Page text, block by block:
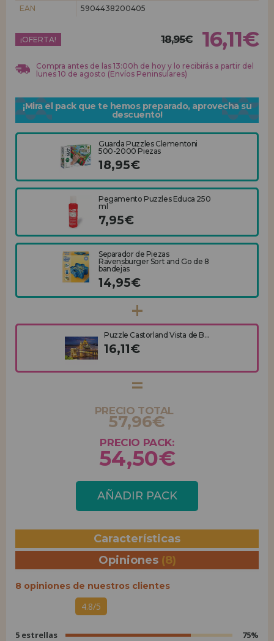
EAN
5904438200405
¡OFERTA! 18,95€ 16,11€
Compra antes de las 13:00h de hoy y lo recibirás a partir del
lunes 10 de agosto (Envíos Peninsulares)
¡Mira el pack que te hemos preparado, aprovecha su
descuento!
Guarda Puzzles Clementoni
500-2000 Piezas
18,95€
Pegamento Puzzles Educa 250
ml
7,95€
Separador de Piezas
Ravensburger Sort and Go de 8
bandejas
14,95€
Puzzle Castorland Vista de B...
16,11€
PRECIO TOTAL
57,96€
PRECIO PACK:
54,50€
AÑADIR PACK
Características
Opiniones (8)
8 opiniones de nuestros clientes
4.8/5
5 estrellas
75%